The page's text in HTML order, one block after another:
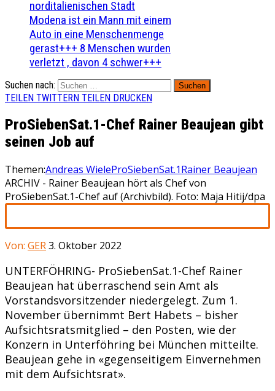
norditalienischen Stadt
Modena ist ein Mann mit einem
Auto in eine Menschenmenge
gerast+++ 8 Menschen wurden
verletzt , davon 4 schwer+++
Suchen nach:
TEILEN TWITTERN TEILEN DRUCKEN
ProSiebenSat.1-Chef Rainer Beaujean gibt
seinen Job auf
Themen:Andreas WieleProSiebenSat.1Rainer Beaujean
ARCHIV - Rainer Beaujean hört als Chef von
ProSiebenSat.1-Chef auf (Archivbild). Foto: Maja Hitij/dpa
Von: GER3. Oktober 2022
UNTERFÖHRING- ProSiebenSat.1-Chef Rainer
Beaujean hat überraschend sein Amt als
Vorstandsvorsitzender niedergelegt. Zum 1.
November übernimmt Bert Habets – bisher
Aufsichtsratsmitglied – den Posten, wie der
Konzern in Unterföhring bei München mitteilte.
Beaujean gehe in «gegenseitigem Einvernehmen
mit dem Aufsichtsrat».